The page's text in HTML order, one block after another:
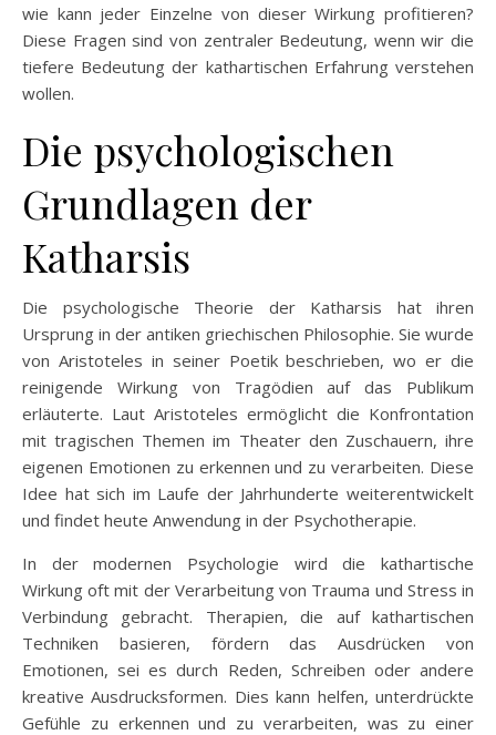
wie kann jeder Einzelne von dieser Wirkung profitieren?
Diese Fragen sind von zentraler Bedeutung, wenn wir die
tiefere Bedeutung der kathartischen Erfahrung verstehen
wollen.
Die psychologischen
Grundlagen der
Katharsis
Die psychologische Theorie der Katharsis hat ihren
Ursprung in der antiken griechischen Philosophie. Sie wurde
von Aristoteles in seiner Poetik beschrieben, wo er die
reinigende Wirkung von Tragödien auf das Publikum
erläuterte. Laut Aristoteles ermöglicht die Konfrontation
mit tragischen Themen im Theater den Zuschauern, ihre
eigenen Emotionen zu erkennen und zu verarbeiten. Diese
Idee hat sich im Laufe der Jahrhunderte weiterentwickelt
und findet heute Anwendung in der Psychotherapie.
In der modernen Psychologie wird die kathartische
Wirkung oft mit der Verarbeitung von Trauma und Stress in
Verbindung gebracht. Therapien, die auf kathartischen
Techniken basieren, fördern das Ausdrücken von
Emotionen, sei es durch Reden, Schreiben oder andere
kreative Ausdrucksformen. Dies kann helfen, unterdrückte
Gefühle zu erkennen und zu verarbeiten, was zu einer